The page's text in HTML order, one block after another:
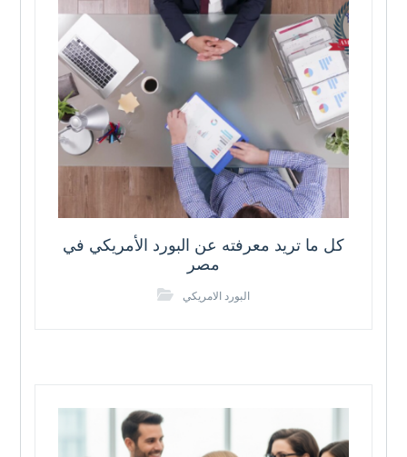
كل ما تريد معرفته عن البورد الأمريكي في
مصر
البورد الامريكي